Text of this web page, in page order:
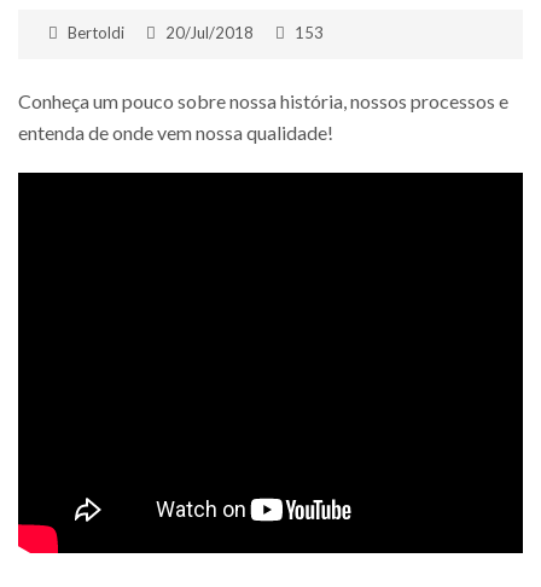
Bertoldi 20/Jul/2018 153
Conheça um pouco sobre nossa história, nossos processos e
entenda de onde vem nossa qualidade!